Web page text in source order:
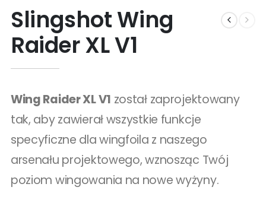
Slingshot Wing
Raider XL V1
Wing Raider XL V1 został zaprojektowany
tak, aby zawierał wszystkie funkcje
specyficzne dla wingfoila z naszego
arsenału projektowego, wznosząc Twój
poziom wingowania na nowe wyżyny.